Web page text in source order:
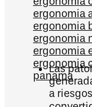
Las
a